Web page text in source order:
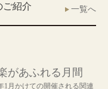
ご紹介 一覧へ
があふれる月間
1月かけての開催される関連